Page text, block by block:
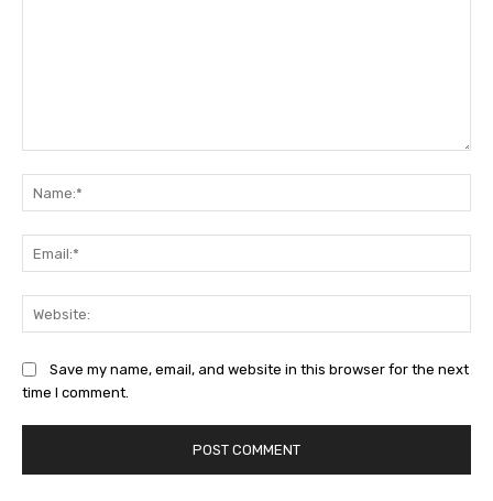
Save my name, email, and website in this browser for the next
time I comment.